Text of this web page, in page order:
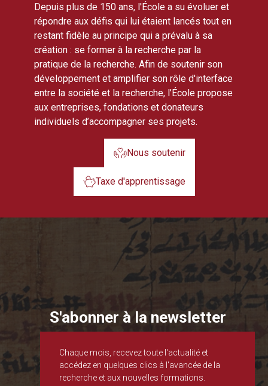
Depuis plus de 150 ans, l'École a su évoluer et
répondre aux défis qui lui étaient lancés tout en
restant fidèle au principe qui a prévalu à sa
création : se former à la recherche par la
pratique de la recherche. Afin de soutenir son
développement et amplifier son rôle d'interface
entre la société et la recherche, l’École propose
aux entreprises, fondations et donateurs
individuels d’accompagner ses projets.
Nous soutenir
Taxe d'apprentissage
S'abonner à la newsletter
Chaque mois, recevez toute l'actualité et
accédez en quelques clics à l'avancée de la
recherche et aux nouvelles formations.